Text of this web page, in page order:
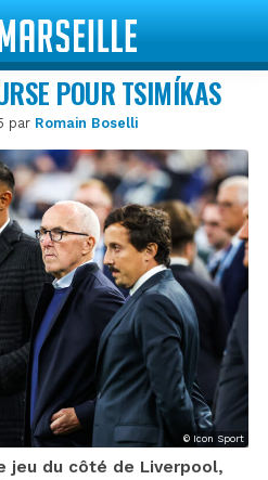
POUR TSIMÍKAS
par Romain Boselli
© Icon Sport
jeu du côté de Liverpool,